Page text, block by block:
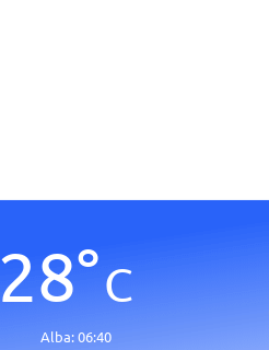
°C
Alba:06:40